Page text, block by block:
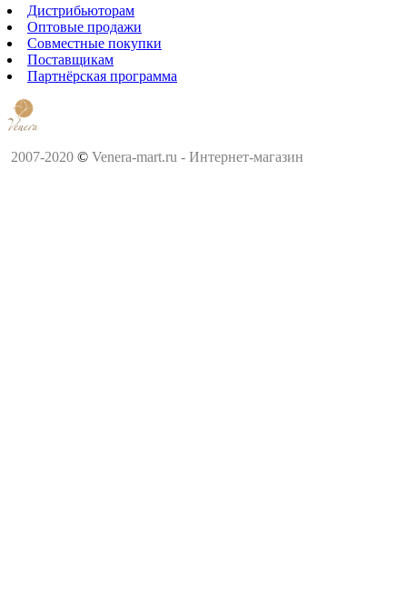
Дистрибьюторам
Оптовые продажи
Совместные покупки
Поставщикам
Партнёрская программа
2007-2020 © Venera-mart.ru - Интернет-магазин